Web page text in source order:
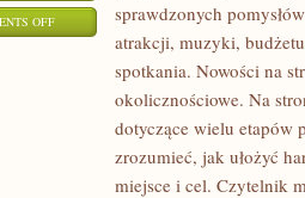
OFFON
DEKORACJE
ARANŻACJE
sprawdzonych
atrakcji, muzyki,
spotkania. Nowości na
okolicznościowe. Na
dotyczące wielu etapów
zrozumieć, jak ułożyć
miejsce i cel. Czytelnik